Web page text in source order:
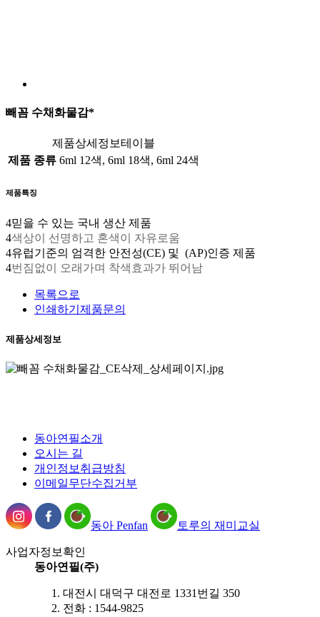
빼꼼 수채화물감*
제품상세정보테이블
제품 종류 6ml 12색, 6ml 18색, 6ml 24색
제품특징
4믿을 수 있는 국내 생산 제품
4색상이 선명하고 혼색이 자유로움
4유럽기준의 엄격한 안전성(CE) 및 (AP)인증 제품
4번짐없이 오래가며 착색효과가 뛰어남
목록으로
인쇄하기 제품문의
제품상세정보
동아연필소개
오시는 길
개인정보취급방침
이메일무단수집거부
동아 Penfan 토루의 재미교실
사업자정보확인
동아연필(주)
대전시 대덕구 대전로 1331번길 350
전화 : 1544-9825